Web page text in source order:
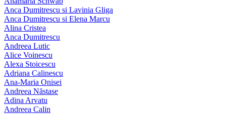
Anca Dumitrescu si Lavinia Gliga
Anca Dumitrescu si Elena Marcu
Alina Cristea
Anca Dumitrescu
Andreea Lutic
Alice Voinescu
Alexa Stoicescu
Adriana Calinescu
Ana-Maria Onisei
Andreea Năstase
Adina Arvatu
Andreea Calin